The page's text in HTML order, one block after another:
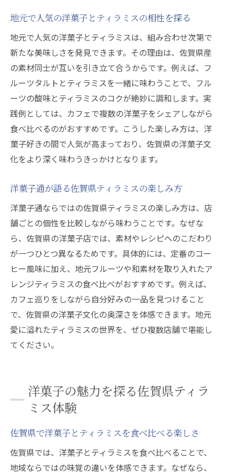
地元で人気の洋菓子とティラミスの相性を探る
地元で人気の洋菓子とティラミスは、組み合わせ次第で
新たな美味しさを発見できます。その理由は、佐賀県産
の素材同士が互いを引き立て合うからです。例えば、フ
ルーツタルトとティラミスを一緒に味わうことで、フル
ーツの酸味とティラミスのコクが絶妙に調和します。実
践例としては、カフェで複数の洋菓子をシェアしながら
食べ比べるのがおすすめです。こうした楽しみ方は、洋
菓子好きの間で人気が高まっており、佐賀県の洋菓子文
化をより深く味わうきっかけとなります。
洋菓子通が語る佐賀県ティラミスの楽しみ方
洋菓子通ならではの佐賀県ティラミスの楽しみ方は、店
舗ごとの個性を比較しながら味わうことです。なぜな
ら、佐賀県の洋菓子店では、素材やレシピへのこだわり
が一つひとつ異なるためです。具体的には、定番のコー
ヒー風味に加え、地元フルーツや和素材を取り入れたア
レンジティラミスの食べ比べがおすすめです。例えば、
カフェ巡りをしながら自分好みの一品を見つけること
で、佐賀県の洋菓子文化の奥深さを体感できます。地元
愛に溢れたティラミスの世界を、ぜひ複数店舗で堪能し
てください。
洋菓子の魅力を探る佐賀県ティラ
ミス体験
佐賀県で洋菓子とティラミスを食べ比べる楽しさ
佐賀県では、洋菓子とティラミスを食べ比べることで、
地域ならではの味覚の違いを体感できます。なぜなら、